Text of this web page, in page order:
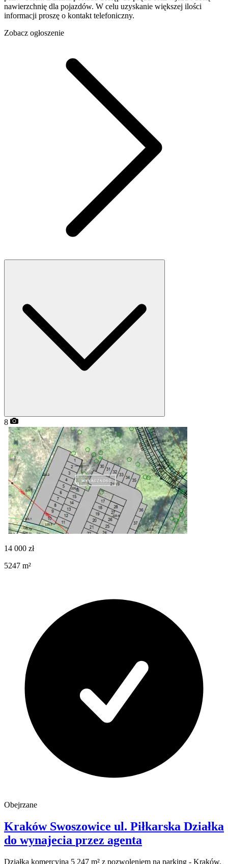
nawierzchnię dla pojazdów. W celu uzyskanie większej ilości
informacji proszę o kontakt telefoniczny.
Zobacz ogłoszenie
8
14 000 zł
5247 m²
Obejrzane
Kraków Swoszowice ul. Piłkarska Działka
do wynajecia przez agenta
Działka komercyjna 5 247 m² z pozwoleniem na parking - Kraków,